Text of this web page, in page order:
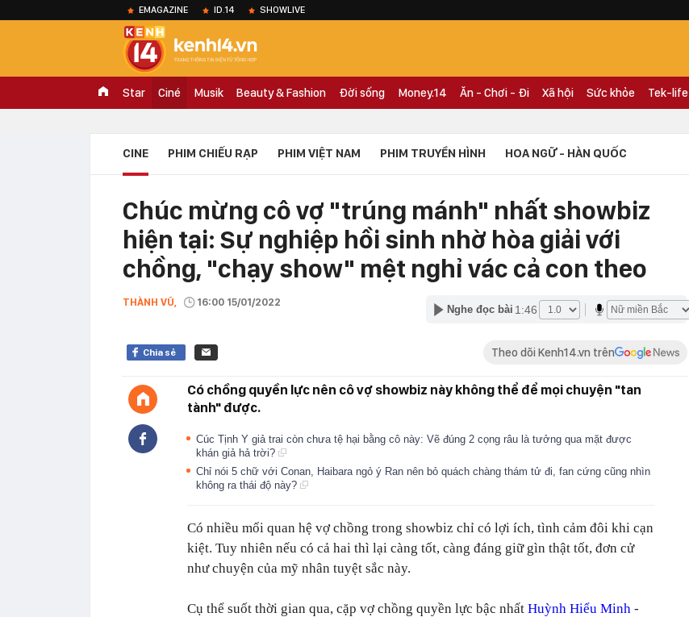
EMAGAZINE ID.14 SHOWLIVE
Star Ciné Musik Beauty & Fashion Đời sống Money.14 Ăn - Chơi - Đi Xã hội Sức khỏe Tek-life
CINE PHIM CHIẾU RẠP PHIM VIỆT NAM PHIM TRUYỀN HÌNH HOA NGỮ - HÀN QUỐC
Chúc mừng cô vợ "trúng mánh" nhất showbiz
hiện tại: Sự nghiệp hồi sinh nhờ hòa giải với
chồng, "chạy show" mệt nghỉ vác cả con theo
THÀNH VŨ, 16:00 15/01/2022
Nghe đọc bài 1:46
Chia sẻ Theo dõi Kenh14.vn trên
Có chồng quyền lực nên cô vợ showbiz này không thể để mọi chuyện "tan
tành" được.
Cúc Tịnh Y giả trai còn chưa tệ hại bằng cô này: Vẽ đúng 2 cọng râu là tưởng qua mặt được
khán giả hả trời?
Chỉ nói 5 chữ với Conan, Haibara ngỏ ý Ran nên bỏ quách chàng thám tử đi, fan cứng cũng nhìn
không ra thái độ này?
Có nhiều mối quan hệ vợ chồng trong showbiz chỉ có lợi ích, tình cảm đôi khi cạn
kiệt. Tuy nhiên nếu có cả hai thì lại càng tốt, càng đáng giữ gìn thật tốt, đơn cử
như chuyện của mỹ nhân tuyệt sắc này.
Cụ thể suốt thời gian qua, cặp vợ chồng quyền lực bậc nhất Huỳnh Hiểu Minh -